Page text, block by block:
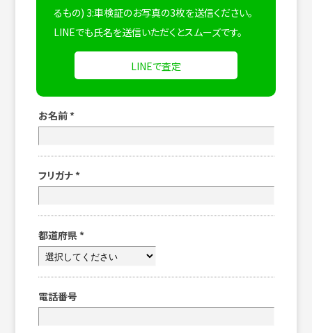
るもの) 3:車検証のお写真の3枚を送信ください。
LINEでも氏名を送信いただくとスムーズです。
LINEで査定
お名前 *
フリガナ *
都道府県 *
電話番号